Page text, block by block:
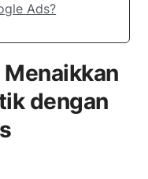
Ads?
dengan